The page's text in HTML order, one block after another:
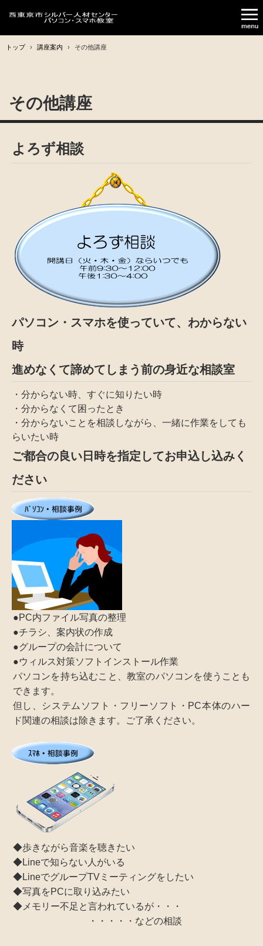
トップ › 講座案内 › その他講座
その他講座
よろず相談
パソコン・スマホを使っていて、わからない
時
進めなくて諦めてしまう前の身近な相談室
・分からない時、すぐに知りたい時
・分からなくて困ったとき
・分からないことを相談しながら、一緒に作業をしても
らいたい時
ご都合の良い日時を指定してお申込し込みく
ださい
●PC内ファイル写真の整理
●チラシ、案内状の作成
●グループの会計について
●ウィルス対策ソフトインストール作業
パソコンを持ち込むこと、教室のパソコンを使うことも
できます。
但し、システムソフト・フリーソフト・PC本体のハー
ド関連の相談は除きます。ご了承ください。
◆歩きながら音楽を聴きたい
◆Lineで知らない人がいる
◆LineでグループTVミーティングをしたい
◆写真をPCに取り込みたい
◆メモリー不足と言われているが・・・
・・・・・などの相談